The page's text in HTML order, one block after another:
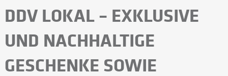
DDV LOKAL – EXKLUSIVE
UND NACHHALTIGE
GESCHENKE SOWIE